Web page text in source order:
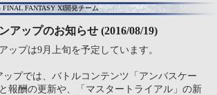
FINAL FANTASY XI開発チーム
アップのお知らせ (2016/08/19)
ップは9月上旬を予定しています。
ップでは、バトルコンテンツ「アンバスケー
報酬の更新や、「マスタートライアル」の新